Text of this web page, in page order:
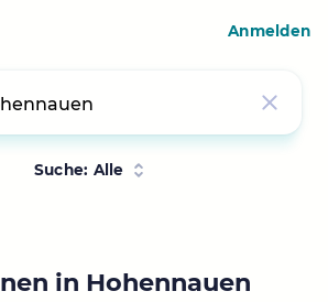
Suche: Alle
in Hohennauen
Anmelden